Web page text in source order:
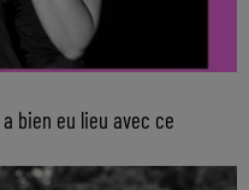
bien eu lieu avec ce